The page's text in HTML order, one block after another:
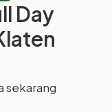
Day
sekarang